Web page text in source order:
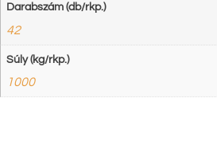
Darabszám (db/rkp.)
42
Súly (kg/rkp.)
1000